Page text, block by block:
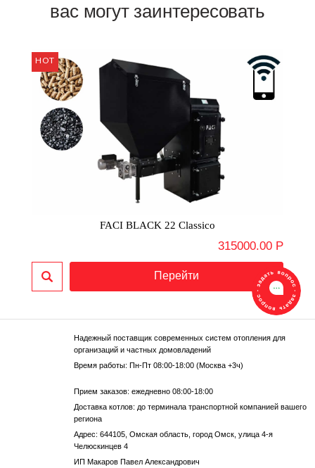
вас могут заинтересовать
FACI BLACK 22 Classico
315000.00 Р
Надежный поставщик современных систем отопления для
организаций и частных домовладений
Время работы: Пн-Пт 08:00-18:00 (Москва +3ч)
Прием заказов: ежедневно 08:00-18:00
Доставка котлов: до терминала транспортной компанией вашего
региона
Адрес: 644105, Омская область, город Омск, улица 4-я
Челюскинцев 4
ИП Макаров Павел Александрович